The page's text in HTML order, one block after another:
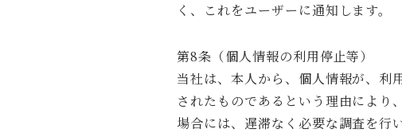
く、これをユーザーに通知します。
第8条（個人情報の利用停止等）
当社は、本人から、個人情報が、利
されたものであるという理由により
場合には、遅滞なく必要な調査を行